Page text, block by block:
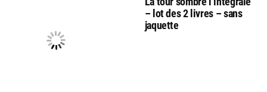
– lot des 2 livres – sans
jaquette